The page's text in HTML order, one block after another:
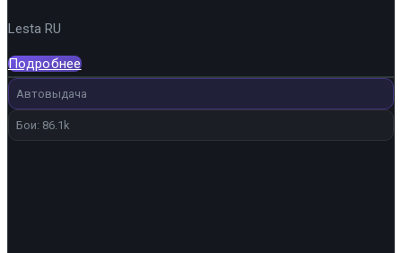
7
040 ₽.
Lesta RU
Подробнее
Автовыдача
Бои: 86.1k